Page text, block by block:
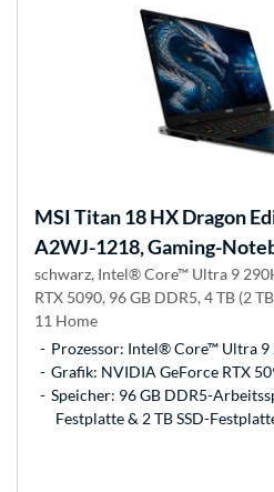
MSI Titan 18 HX Dragon
A2WJ-1218, Gaming-
schwarz, Intel® Core™ Ultra 9
RTX 5090, 96 GB DDR5, 4 TB (2
11 Home
Prozessor: Intel® Core™ Ultra 9
Grafik: NVIDIA GeForce RTX
Speicher: 96 GB DDR5-
Festplatte & 2 TB SSD-